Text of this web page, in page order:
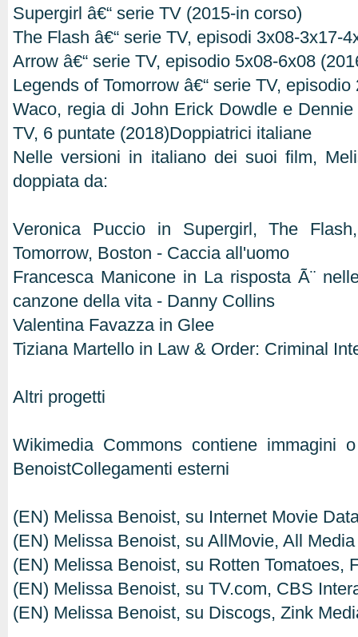
Supergirl â€“ serie TV (2015-in corso)
The Flash â€“ serie TV, episodi 3x08-3x17-
Arrow â€“ serie TV, episodio 5x08-6x08
Legends of Tomorrow â€“ serie TV,
Waco, regia di John Erick Dowdle e Dennie
TV, 6 puntate (2018)Doppiatrici italiane
Nelle versioni in italiano dei suoi film,
doppiata da:
Veronica Puccio in Supergirl, The
Tomorrow, Boston - Caccia all'uomo
Francesca Manicone in La risposta Ã¨
canzone della vita - Danny Collins
Valentina Favazza in Glee
Tiziana Martello in Law & Order: Criminal
Altri progetti
Wikimedia Commons contiene immagini
BenoistCollegamenti esterni
(EN) Melissa Benoist, su Internet Movie
(EN) Melissa Benoist, su AllMovie, All
(EN) Melissa Benoist, su Rotten Tomatoes,
(EN) Melissa Benoist, su TV.com, CBS
(EN) Melissa Benoist, su Discogs, Zink